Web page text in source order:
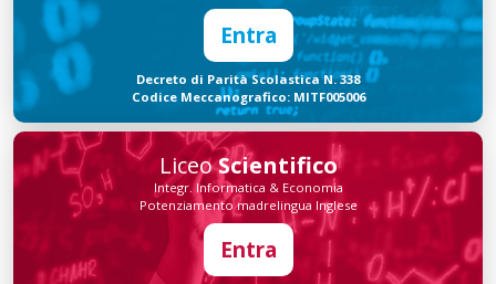
Entra
Decreto di Parità Scolastica N. 338
Codice Meccanografico: MITF005006
LiceoScientifico
Integr. Informatica & Economia
Potenziamento madrelingua Inglese
Entra